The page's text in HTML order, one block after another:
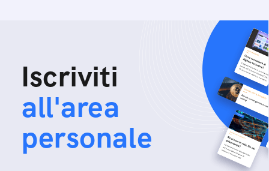
Iscriviti
all'area
personale